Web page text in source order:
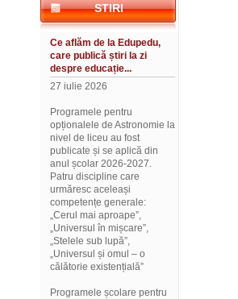
STIRI
Ce aflăm de la Edupedu,
care publică știri la zi
despre educație...
27 iulie 2026
Programele pentru
opționalele de Astronomie la
nivel de liceu au fost
publicate și se aplică din
anul școlar 2026-2027.
Patru discipline care
urmăresc aceleași
competențe generale:
„Cerul mai aproape”,
„Universul în mișcare”,
„Stelele sub lupă”,
„Universul și omul – o
călătorie existențială”
Programele școlare pentru